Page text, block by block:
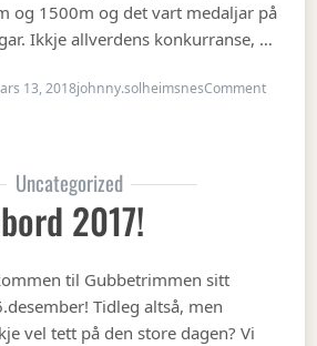
og 1500m og det vart medaljar på
Ikkje allverdens konkurranse, …
13, 2018johnny.solheimsnesCommenton
Uncategorized
2017!
til Gubbetrimmen sitt
Tidleg altså, men
vel tett på den store dagen? Vi